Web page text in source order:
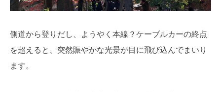
側道から登りだし、ようやく本線？ケーブルカーの終点
を超えると、突然賑やかな光景が目に飛び込んでまいり
ます。